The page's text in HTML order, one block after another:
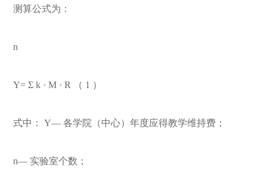
测算公式为：
n
Y= Σ k · M · R （ 1 ）
式中： Y— 各学院（中心）年度应得教学维持费；
n— 实验室个数；